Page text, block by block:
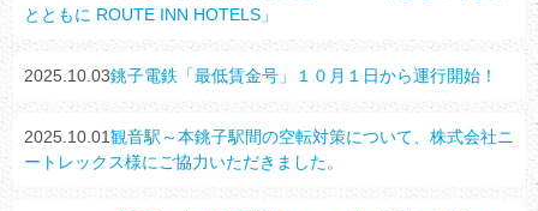
とともに ROUTE INN HOTELS」
2025.10.03銚子電鉄「最低賃金号」１０月１日から運行開始！
2025.10.01観音駅～本銚子駅間の空転対策について、株式会社ニ
ートレックス様にご協力いただきました。